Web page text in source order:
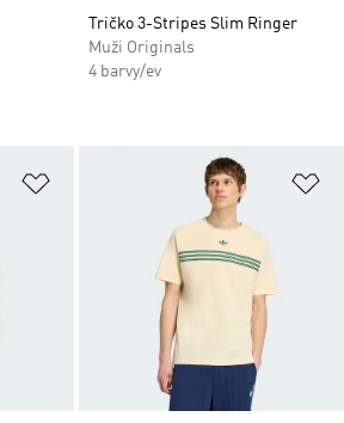
Tričko 3-Stripes Slim Ringer
Muži Originals
4 barvy/ev
Přidat do seznamu přání